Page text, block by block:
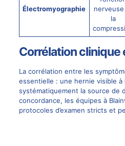
Électromyographie
la
Corrélation clinique
La corrélation entre les
essentielle : une hernie visible à
systématiquement la source de
concordance, les équipes à
protocoles d’examen stricts et